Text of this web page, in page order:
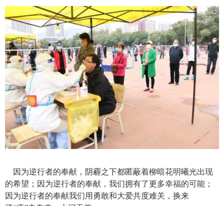
因为逆行者的奉献，阴霾之下都匿蔽着柳暗花明曦光出现
的希望 ； 因为逆行者的奉献 ， 我们拥有了更多幸福的可能 ；
因为逆行者的奉献我们用勇敢和大爱共度难关，换来